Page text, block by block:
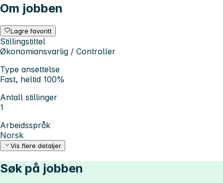
Om jobben
Lagre favoritt
Stillingstittel
Økonomiansvarlig / Controller
Type ansettelse
Fast, heltid 100%
Antall stillinger
1
Arbeidsspråk
Norsk
Vis flere detaljer
Søk på jobben